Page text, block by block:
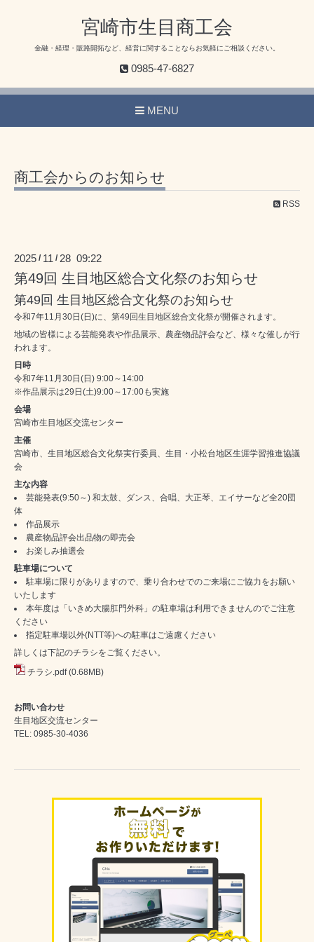
宮崎市生目商工会
金融・経理・販路開拓など、経営に関することならお気軽にご相談ください。
0985-47-6827
MENU
商工会からのお知らせ
RSS
2025 / 11 / 28 09:22
第49回 生目地区総合文化祭のお知らせ
第49回 生目地区総合文化祭のお知らせ
令和7年11月30日(日)に、第49回生目地区総合文化祭が開催されます。
地域の皆様による芸能発表や作品展示、農産物品評会など、様々な催しが行
われます。
日時
令和7年11月30日(日) 9:00～14:00
※作品展示は29日(土)9:00～17:00も実施
会場
宮崎市生目地区交流センター
主催
宮崎市、生目地区総合文化祭実行委員、生目・小松台地区生涯学習推進協議
会
主な内容
芸能発表(9:50～) 和太鼓、ダンス、合唱、大正琴、エイサーなど全20団
体
作品展示
農産物品評会出品物の即売会
お楽しみ抽選会
駐車場について
駐車場に限りがありますので、乗り合わせでのご来場にご協力をお願い
いたします
本年度は「いきめ大腸肛門外科」の駐車場は利用できませんのでご注意
ください
指定駐車場以外(NTT等)への駐車はご遠慮ください
詳しくは下記のチラシをご覧ください。
チラシ.pdf (0.68MB)
お問い合わせ
生目地区交流センター
TEL: 0985-30-4036